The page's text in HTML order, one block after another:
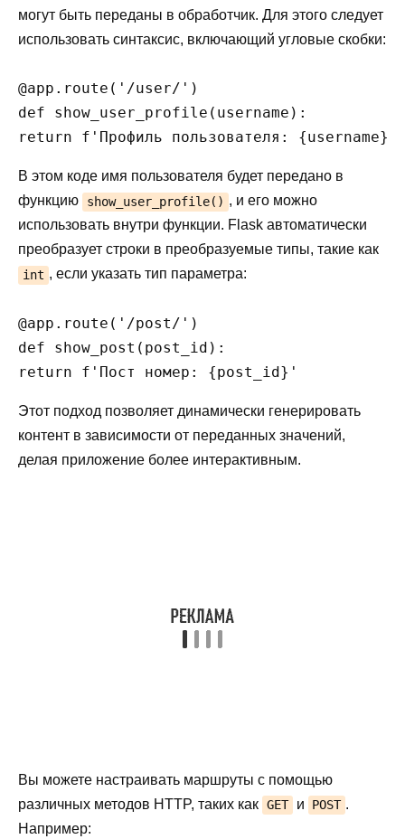
могут быть переданы в обработчик. Для этого следует
использовать синтаксис, включающий угловые скобки:
@app.route('/user/ ')
def show_user_profile(username):
В этом коде имя пользователя будет передано в
функцию
show_user_profile() , и его можно
использовать внутри функции. Flask автоматически
преобразует строки в преобразуемые типы, такие как
int , если указать тип параметра:
@app.route('/post/ ')
def show_post(post_id):
Этот подход позволяет динамически генерировать
контент в зависимости от переданных значений,
делая приложение более интерактивным.
Вы можете настраивать маршруты с помощью
различных методов HTTP, таких как GET и POST .
Например: